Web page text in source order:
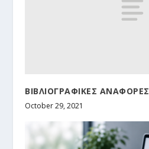
ΒΙΒΛΙΟΓΡΑΦΙΚΕΣ ΑΝΑΦΟΡΕΣ
October 29, 2021